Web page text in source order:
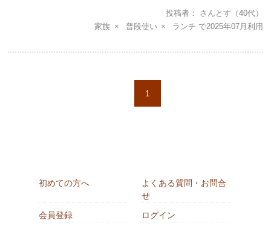
投稿者 さんとす （40代）
家族
普段使い ランチ 2025年07月
1
初めての方へ
よくある質問・お問合
せ
会員登録
ログイン